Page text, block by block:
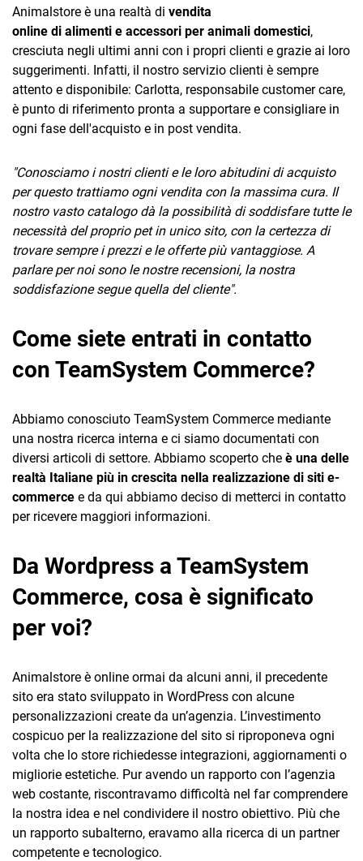
Animalstore è una realtà di vendita
online di alimenti e accessori per animali domestici,
cresciuta negli ultimi anni con i propri clienti e grazie ai loro
suggerimenti. Infatti, il nostro servizio clienti è sempre
attento e disponibile: Carlotta, responsabile customer care,
è punto di riferimento pronta a supportare e consigliare in
ogni fase dell'acquisto e in post vendita.
"Conosciamo i nostri clienti e le loro abitudini di acquisto
per questo trattiamo ogni vendita con la massima cura. Il
nostro vasto catalogo dà la possibilità di soddisfare tutte le
necessità del proprio pet in unico sito, con la certezza di
trovare sempre i prezzi e le offerte più vantaggiose. A
parlare per noi sono le nostre recensioni, la nostra
soddisfazione segue quella del cliente".
Come siete entrati in contatto
con TeamSystem Commerce?
Abbiamo conosciuto TeamSystem Commerce mediante
una nostra ricerca interna e ci siamo documentati con
diversi articoli di settore. Abbiamo scoperto che è una delle
realtà Italiane più in crescita nella realizzazione di siti e-
commerce e da qui abbiamo deciso di metterci in contatto
per ricevere maggiori informazioni.
Da Wordpress a TeamSystem
Commerce, cosa è significato
per voi?
Animalstore è online ormai da alcuni anni, il precedente
sito era stato sviluppato in WordPress con alcune
personalizzazioni create da un’agenzia. L’investimento
cospicuo per la realizzazione del sito si riproponeva ogni
volta che lo store richiedesse integrazioni, aggiornamenti o
migliorie estetiche. Pur avendo un rapporto con l’agenzia
web costante, riscontravamo difficoltà nel far comprendere
la nostra idea e nel condividere il nostro obiettivo. Più che
un rapporto subalterno, eravamo alla ricerca di un partner
competente e tecnologico.